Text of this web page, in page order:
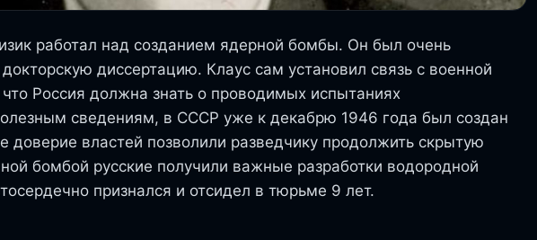
работал над созданием ядерной бомбы. Он был очень
диссертацию. Клаус сам установил связь с военной
что Россия должна знать о проводимых испытаниях
сведениям, в СССР уже к декабрю 1946 года был создан
доверие властей позволили разведчику продолжить скрытую
бомбой русские получили важные разработки водородной
признался и отсидел в тюрьме 9 лет.